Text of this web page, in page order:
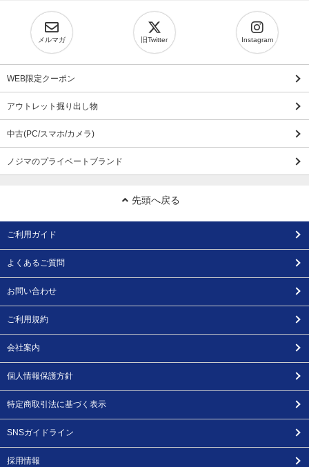
メルマガ 旧Twitter Instagram
WEB限定クーポン
アウトレット掘り出し物
中古(PC/スマホ/カメラ)
ノジマのプライベートブランド
先頭へ戻る
ご利用ガイド
よくあるご質問
お問い合わせ
ご利用規約
会社案内
個人情報保護方針
特定商取引法に基づく表示
SNSガイドライン
採用情報